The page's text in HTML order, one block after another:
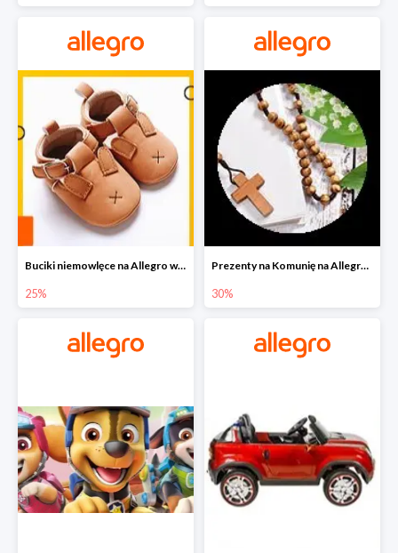
Buciki niemowlęce na Allegro w super cenach
25%
Prezenty na Komunię na Allegro do -30%
30%